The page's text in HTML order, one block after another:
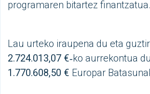
programaren bitartez finantzatua.
Lau urteko iraupena du eta
2.724.013,07 €‑ko aurrekontua
1.770.608,50 € Europar